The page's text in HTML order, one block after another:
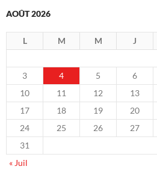
AOÛT 2026
L M M J
3
4 5 6
10
11 12 13
17
18 19 20
24
25 26 27
31
« Juil